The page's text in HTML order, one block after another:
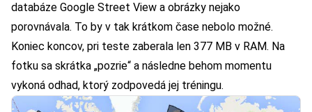
databáze Google Street View a obrázky nejako
porovnávala. To by v tak krátkom čase nebolo možné.
Koniec koncov, pri teste zaberala len 377 MB v RAM. Na
fotku sa skrátka „pozrie“ a následne behom momentu
vykoná odhad, ktorý zodpovedá jej tréningu.